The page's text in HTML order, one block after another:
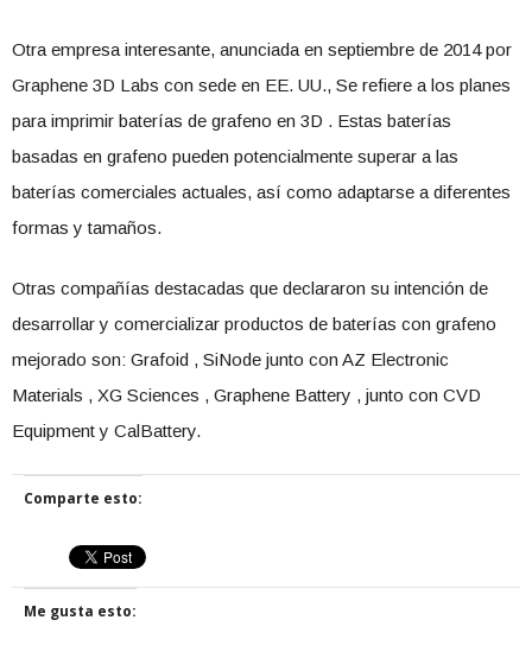
Otra empresa interesante, anunciada en septiembre de 2014 por
Graphene 3D Labs con sede en EE. UU., Se refiere a los planes
para imprimir baterías de grafeno en 3D . Estas baterías
basadas en grafeno pueden potencialmente superar a las
baterías comerciales actuales, así como adaptarse a diferentes
formas y tamaños.
Otras compañías destacadas que declararon su intención de
desarrollar y comercializar productos de baterías con grafeno
mejorado son: Grafoid , SiNode junto con AZ Electronic
Materials , XG Sciences , Graphene Battery , junto con CVD
Equipment y CalBattery.
Comparte esto:
Me gusta esto: